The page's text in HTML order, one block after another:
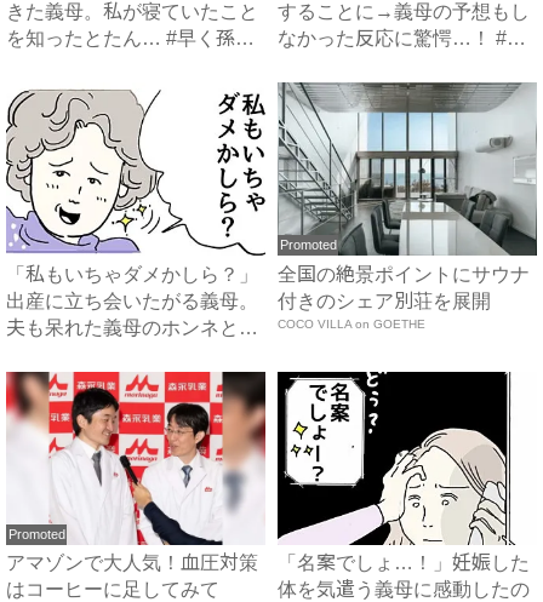
きた義母。私が寝ていたこと
を知ったとたん… #早く孫
することに→義母の予想もし
なかった反応に驚愕…！ #
「私もいちゃダメかしら？」
出産に立ち会いたがる義母。
夫も呆れた義母のホンネと
Promoted
全国の絶景ポイントにサウナ
付きのシェア別荘を展開
COCO VILLA on GOETHE
Promoted
アマゾンで大人気！血圧対策
はコーヒーに足してみて
「名案でしょ…！」妊娠した
体を気遣う義母に感動したの